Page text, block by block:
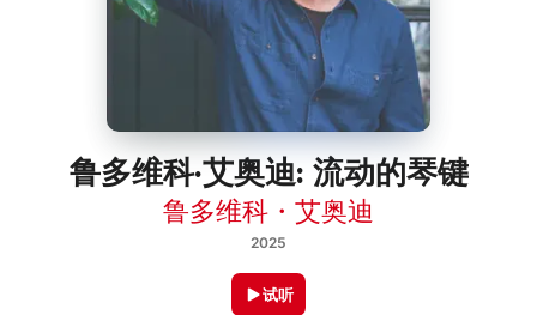
鲁多维科·艾奥迪: 流动的琴键
鲁多维科・艾奥迪
2025
试听